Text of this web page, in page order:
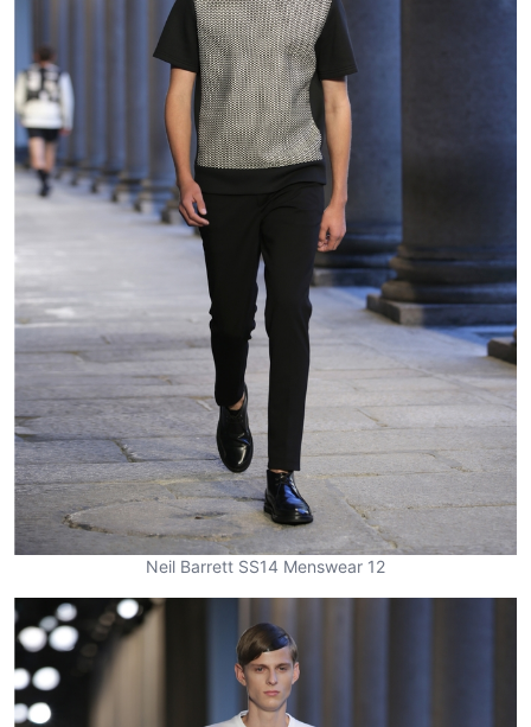
Neil Barrett SS14 Menswear 12